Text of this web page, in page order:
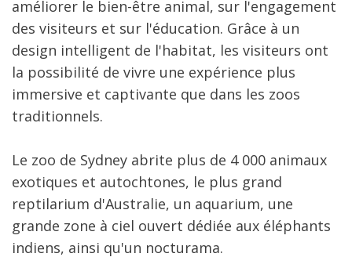
améliorer le bien-être animal, sur l'engagement
des visiteurs et sur l'éducation. Grâce à un
design intelligent de l'habitat, les visiteurs ont
la possibilité de vivre une expérience plus
immersive et captivante que dans les zoos
traditionnels.
Le zoo de Sydney abrite plus de 4 000 animaux
exotiques et autochtones, le plus grand
reptilarium d'Australie, un aquarium, une
grande zone à ciel ouvert dédiée aux éléphants
indiens, ainsi qu'un nocturama.